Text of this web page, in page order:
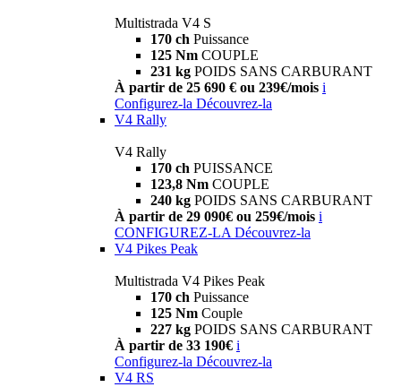
Multistrada V4 S
170 ch Puissance
125 Nm COUPLE
231 kg POIDS SANS CARBURANT
À partir de 25 690 € ou 239€/mois i
Configurez-la Découvrez-la
V4 Rally
V4 Rally
170 ch PUISSANCE
123,8 Nm COUPLE
240 kg POIDS SANS CARBURANT
À partir de 29 090€ ou 259€/mois i
CONFIGUREZ-LA Découvrez-la
V4 Pikes Peak
Multistrada V4 Pikes Peak
170 ch Puissance
125 Nm Couple
227 kg POIDS SANS CARBURANT
À partir de 33 190€ i
Configurez-la Découvrez-la
V4 RS